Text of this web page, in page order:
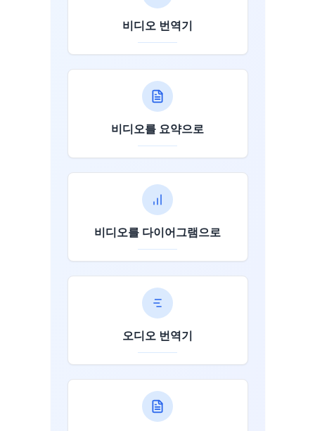
비디오 번역기
비디오를 요약으로
비디오를 다이어그램으로
오디오 번역기